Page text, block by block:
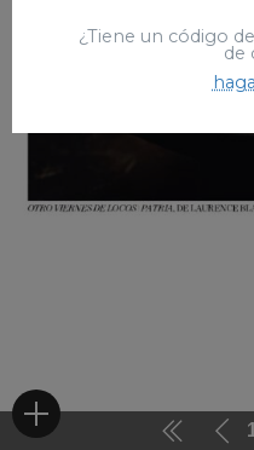
¿Tiene un código
de